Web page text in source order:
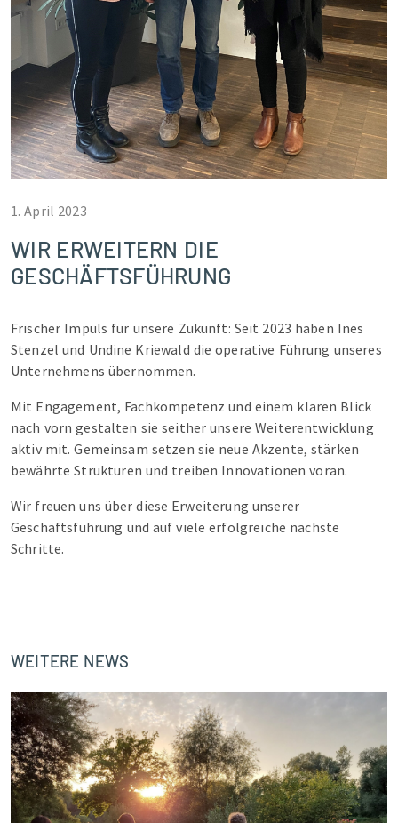
1. April 2023
WIR ERWEITERN DIE
GESCHÄFTSFÜHRUNG
Frischer Impuls für unsere Zukunft: Seit 2023 haben Ines
Stenzel und Undine Kriewald die operative Führung unseres
Unternehmens übernommen.
Mit Engagement, Fachkompetenz und einem klaren Blick
nach vorn gestalten sie seither unsere Weiterentwicklung
aktiv mit. Gemeinsam setzen sie neue Akzente, stärken
bewährte Strukturen und treiben Innovationen voran.
Wir freuen uns über diese Erweiterung unserer
Geschäftsführung und auf viele erfolgreiche nächste
Schritte.
WEITERE NEWS